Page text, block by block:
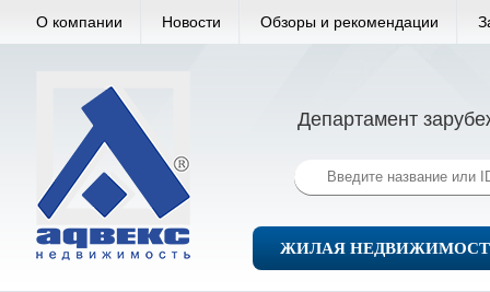
О компании Новости Обзоры и рекомендации
Департамент
ЖИЛАЯ